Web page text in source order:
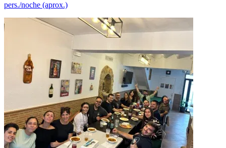
pers./noche (aprox.)